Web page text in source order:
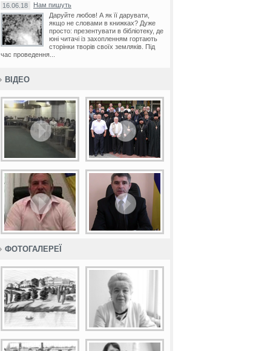
16.06.18
Нам пишуть
Даруйте любов! А як її дарувати,
якщо не словами в книжках? Дуже
просто: презентувати в бібліотеку, де
юні читачі із захопленням гортають
сторінки творів своїх земляків. Під
час проведення...
ВІДЕО
ФОТОГАЛЕРЕЇ